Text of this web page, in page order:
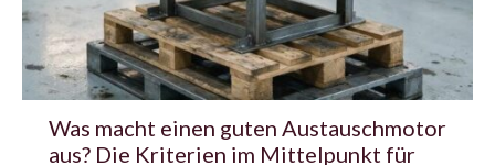
Was macht einen guten Austauschmotor
aus? Die Kriterien im Mittelpunkt für